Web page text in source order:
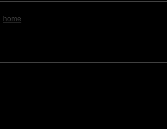
home